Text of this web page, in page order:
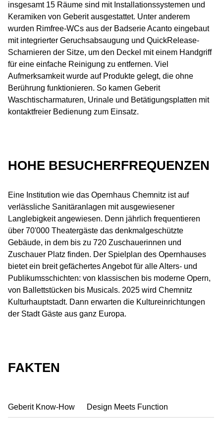
insgesamt 15 Räume sind mit Installationssystemen und
Keramiken von Geberit ausgestattet. Unter anderem
wurden Rimfree-WCs aus der Badserie Acanto eingebaut
mit integrierter Geruchsabsaugung und QuickRelease-
Scharnieren der Sitze, um den Deckel mit einem Handgriff
für eine einfache Reinigung zu entfernen. Viel
Aufmerksamkeit wurde auf Produkte gelegt, die ohne
Berührung funktionieren. So kamen Geberit
Waschtischarmaturen, Urinale und Betätigungsplatten mit
kontaktfreier Bedienung zum Einsatz.
HOHE BESUCHERFREQUENZEN
Eine Institution wie das Opernhaus Chemnitz ist auf
verlässliche Sanitäranlagen mit ausgewiesener
Langlebigkeit angewiesen. Denn jährlich frequentieren
über 70'000 Theatergäste das denkmalgeschützte
Gebäude, in dem bis zu 720 Zuschauerinnen und
Zuschauer Platz finden. Der Spielplan des Opernhauses
bietet ein breit gefächertes Angebot für alle Alters- und
Publikumsschichten: von klassischen bis moderne Opern,
von Ballettstücken bis Musicals. 2025 wird Chemnitz
Kulturhauptstadt. Dann erwarten die Kultureinrichtungen
der Stadt Gäste aus ganz Europa.
FAKTEN
Geberit Know-How Design Meets Function